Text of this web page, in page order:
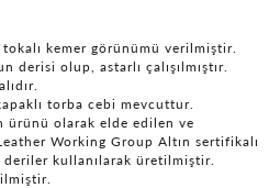
kemer görünümü verilmiştir.
derisi olup, astarlı çalışılmıştır.
torba cebi mevcuttur.
ürünü olarak elde edilen ve
Working Group Altın sertifikalı
kullanılarak üretilmiştir.